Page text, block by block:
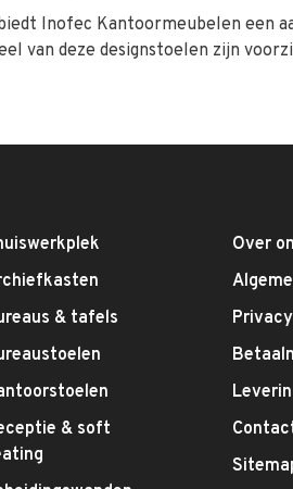
Inofec Kantoormeubelen een
van deze designstoelen zijn
& tafels
& soft
Over